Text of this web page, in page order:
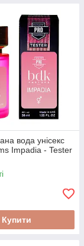
вода унісекс
Impadia - Tester
Купити